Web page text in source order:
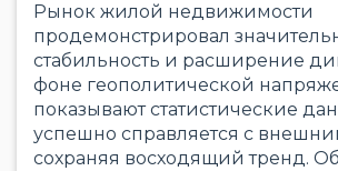
Рынок жилой недвижимости
продемонстрировал
стабильность и расширение
фоне геополитической
показывают статистические
успешно справляется с
сохраняя восходящий тренд.